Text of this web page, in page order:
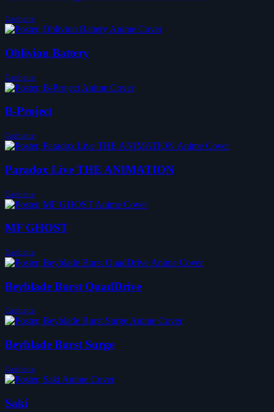
Ganbatte
Oblivion Battery
Ganbatte
B-Project
Ganbatte
Paradox Live THE ANIMATION
Ganbatte
MF GHOST
Ganbatte
Beyblade Burst QuadDrive
Ganbatte
Beyblade Burst Surge
Ganbatte
Saki